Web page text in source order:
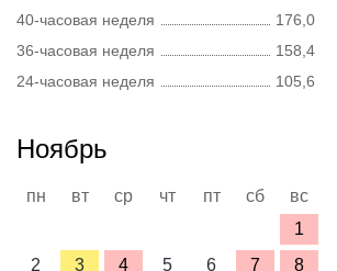
40-часовая неделя
176,0
36-часовая неделя
158,4
24-часовая неделя
105,6
Ноябрь
пн вт ср чт пт сб
вс
1
2
3 4 5 6 7 8